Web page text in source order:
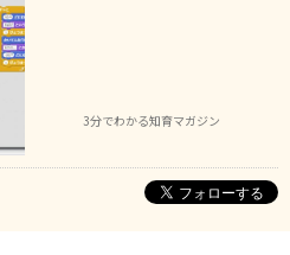
3分でわかる知育マガジン